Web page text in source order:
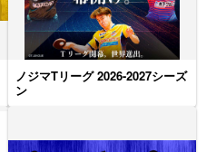
ノジマTリーグ 2026-2027シーズ
ン